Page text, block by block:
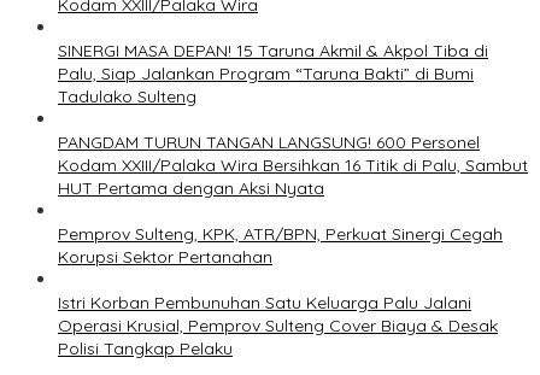
Kodam XXIII/Palaka Wira
SINERGI MASA DEPAN! 15 Taruna Akmil & Akpol Tiba di
Palu, Siap Jalankan Program “Taruna Bakti” di Bumi
Tadulako Sulteng
PANGDAM TURUN TANGAN LANGSUNG! 600 Personel
Kodam XXIII/Palaka Wira Bersihkan 16 Titik di Palu, Sambut
HUT Pertama dengan Aksi Nyata
Pemprov Sulteng, KPK, ATR/BPN, Perkuat Sinergi Cegah
Korupsi Sektor Pertanahan
Istri Korban Pembunuhan Satu Keluarga Palu Jalani
Operasi Krusial, Pemprov Sulteng Cover Biaya & Desak
Polisi Tangkap Pelaku